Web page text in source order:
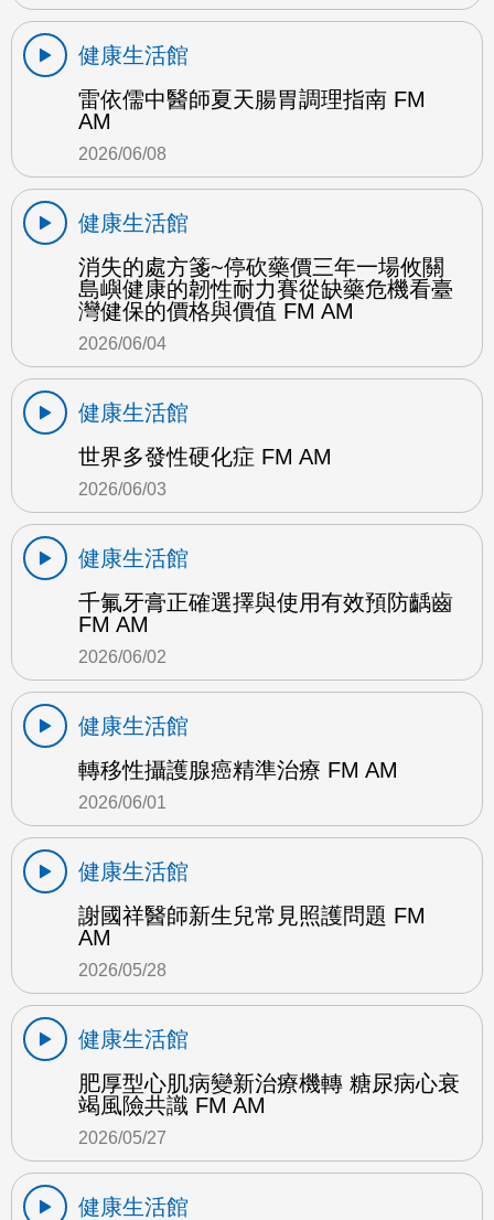
健康生活館
雷依儒中醫師夏天腸胃調理指南 FM
AM
2026/06/08
健康生活館
消失的處方箋~停砍藥價三年一場攸關
島嶼健康的韌性耐力賽從缺藥危機看臺
灣健保的價格與價值 FM AM
2026/06/04
健康生活館
世界多發性硬化症 FM AM
2026/06/03
健康生活館
千氟牙膏正確選擇與使用有效預防齲齒
FM AM
2026/06/02
健康生活館
轉移性攝護腺癌精準治療 FM AM
2026/06/01
健康生活館
謝國祥醫師新生兒常見照護問題 FM
AM
2026/05/28
健康生活館
肥厚型心肌病變新治療機轉 糖尿病心衰
竭風險共識 FM AM
2026/05/27
健康生活館